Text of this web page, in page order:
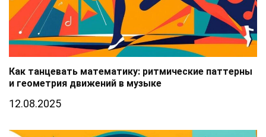
Как танцевать математику: ритмические паттерны
и геометрия движений в музыке
12.08.2025